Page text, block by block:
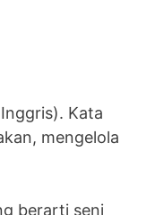
Kata
mengelola
berarti seni